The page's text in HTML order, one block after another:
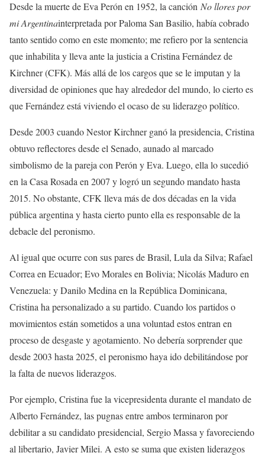
Desde la muerte de Eva Perón en 1952, la canción No llores por
mi Argentinainterpretada por Paloma San Basilio, había cobrado
tanto sentido como en este momento; me refiero por la sentencia
que inhabilita y lleva ante la justicia a Cristina Fernández de
Kirchner (CFK). Más allá de los cargos que se le imputan y la
diversidad de opiniones que hay alrededor del mundo, lo cierto es
que Fernández está viviendo el ocaso de su liderazgo político.
Desde 2003 cuando Nestor Kirchner ganó la presidencia, Cristina
obtuvo reflectores desde el Senado, aunado al marcado
simbolismo de la pareja con Perón y Eva. Luego, ella lo sucedió
en la Casa Rosada en 2007 y logró un segundo mandato hasta
2015. No obstante, CFK lleva más de dos décadas en la vida
pública argentina y hasta cierto punto ella es responsable de la
debacle del peronismo.
Al igual que ocurre con sus pares de Brasil, Lula da Silva; Rafael
Correa en Ecuador; Evo Morales en Bolivia; Nicolás Maduro en
Venezuela: y Danilo Medina en la República Dominicana,
Cristina ha personalizado a su partido. Cuando los partidos o
movimientos están sometidos a una voluntad estos entran en
proceso de desgaste y agotamiento. No debería sorprender que
desde 2003 hasta 2025, el peronismo haya ido debilitándose por
la falta de nuevos liderazgos.
Por ejemplo, Cristina fue la vicepresidenta durante el mandato de
Alberto Fernández, las pugnas entre ambos terminaron por
debilitar a su candidato presidencial, Sergio Massa y favoreciendo
al libertario, Javier Milei. A esto se suma que existen liderazgos